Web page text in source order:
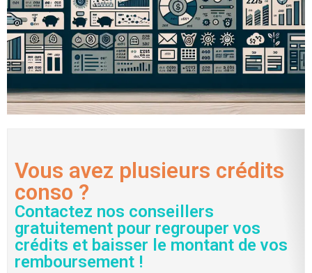
Vous avez plusieurs crédits
conso ?
Contactez nos conseillers
gratuitement pour regrouper vos
crédits et baisser le montant de vos
remboursement !